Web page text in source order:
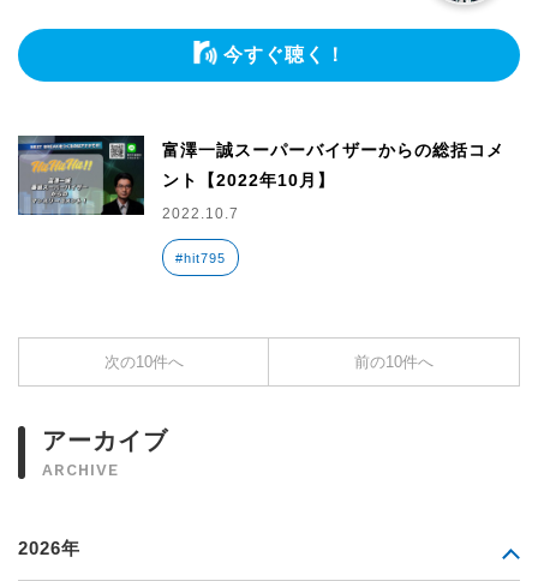
今すぐ聴く！
富澤一誠スーパーバイザーからの総括コメ
ント【2022年10月】
2022.10.7
#hit795
次の10件へ 前の10件へ
アーカイブ
ARCHIVE
2026年